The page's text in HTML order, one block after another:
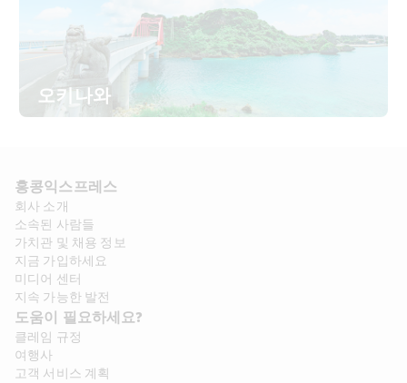
오키나와
홍콩익스프레스​
회사 소개​
소속된 사람들
가치관 및 채용 정보​
지금 가입하세요
미디어 센터
지속 가능한 발전
도움이 필요하세요?
클레임 규정
여행사
고객 서비스 계획